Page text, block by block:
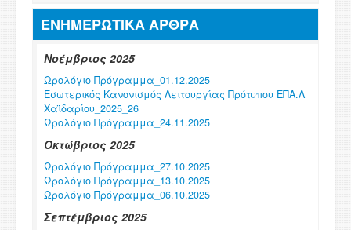
ΕΝΗΜΕΡΩΤΙΚΑ ΑΡΘΡΑ
Νοέμβριος 2025
Ωρολόγιο Πρόγραμμα_01.12.2025
Εσωτερικός Κανονισμός Λειτουργίας Πρότυπου ΕΠΑ.Λ
Χαϊδαρίου_2025_26
Ωρολόγιο Πρόγραμμα_24.11.2025
Οκτώβριος 2025
Ωρολόγιο Πρόγραμμα_27.10.2025
Ωρολόγιο Πρόγραμμα_13.10.2025
Ωρολόγιο Πρόγραμμα_06.10.2025
Σεπτέμβριος 2025